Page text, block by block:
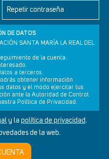
Repetir contraseña
DE DATOS
SANTA MARÍA LA REAL DEL
de la cuenta.
a terceros.
obtener información
datos y el modo ejercitar tus
ante la Autoridad de Control
Política de Privacidad.
y la política de privacidad.
de la web.
privacidad Política de cookies
derechos reservados